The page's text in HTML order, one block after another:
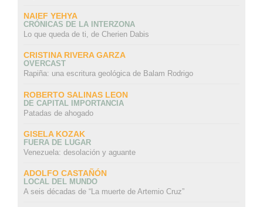
NAIEF YEHYA
CRÓNICAS DE LA INTERZONA
Lo que queda de ti, de Cherien Dabis
CRISTINA RIVERA GARZA
OVERCAST
Rapiña: una escritura geológica de Balam Rodrigo
ROBERTO SALINAS LEON
DE CAPITAL IMPORTANCIA
Patadas de ahogado
GISELA KOZAK
FUERA DE LUGAR
Venezuela: desolación y aguante
ADOLFO CASTAÑÓN
LOCAL DEL MUNDO
A seis décadas de “La muerte de Artemio Cruz”